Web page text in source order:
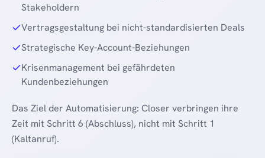
Stakeholdern
Vertragsgestaltung bei nicht-standardisierten Deals
Strategische Key-Account-Beziehungen
Krisenmanagement bei gefährdeten
Kundenbeziehungen
Das Ziel der Automatisierung: Closer verbringen ihre
Zeit mit Schritt 6 (Abschluss), nicht mit Schritt 1
(Kaltanruf).